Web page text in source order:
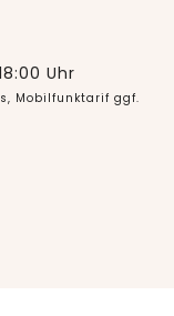
Uhr
Mobilfunktarif ggf.